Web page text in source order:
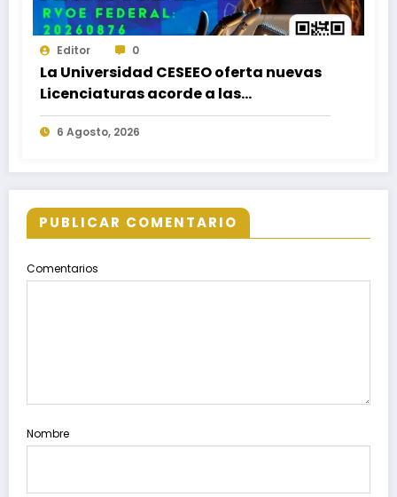
Editor 0
La Universidad CESEEO oferta nuevas
Licenciaturas acorde a las
necesidades educativas de los
egresados de escuelas del nivel medio
6 Agosto, 2026
PUBLICAR COMENTARIO
Comentarios
Nombre